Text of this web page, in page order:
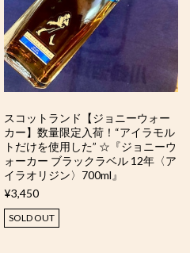
スコットランド【ジョニーウォー
カー】数量限定入荷！“アイラモル
トだけを使用した” ☆『ジョニーウ
ォーカー ブラックラベル 12年〈ア
イラオリジン〉700ml』
¥3,450
SOLD OUT